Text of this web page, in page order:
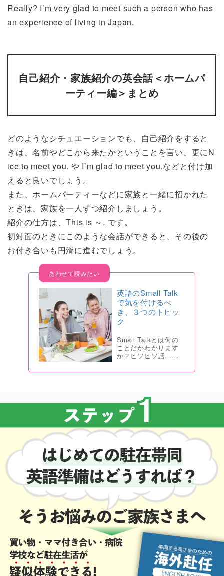
Really? I’m very glad to meet such a person who has
an experience of living in Japan.
自己紹介・家族紹介の英会話＜ホームパ
ーティー編＞まとめ
どのようなシチュエーションでも、自己紹介をすると
きは、名前やどこから来たかということを言い、更にN
ice to meet you. や I’m glad to meet you.などと付け加
えると良いでしょう。
また、ホームパーティーなどに家族と一緒に招かれた
ときは、家族を一人ずつ紹介しましょう。
紹介の仕方は、This is ～. です。
初対面のときにこのような会話ができると、その後の
お付き合いも円滑に進むでしょう。
英語のSmall Talk
で気を付けるべ
き、３つのトピッ
ク
Small Talkとは何の
ことだかわかります
か？ヒソヒソ話……